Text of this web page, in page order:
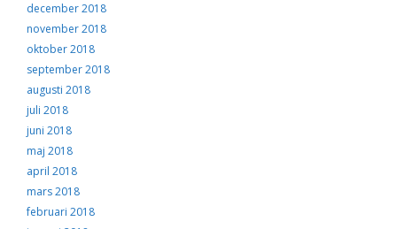
december 2018
november 2018
oktober 2018
september 2018
augusti 2018
juli 2018
juni 2018
maj 2018
april 2018
mars 2018
februari 2018